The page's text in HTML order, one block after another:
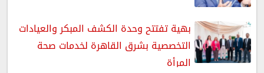
بهية تفتتح وحدة الكشف المبكر والعيادات
التخصصية بشرق القاهرة لخدمات صحة
المرأة